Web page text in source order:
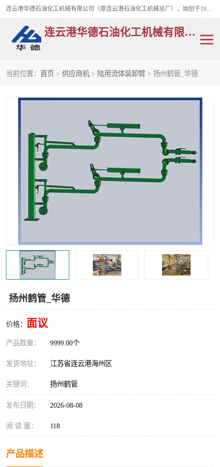
连云港华德石油化工机械有限公司（原连云港石油化工机械总厂），始创于1982年，是从事码头船用流体装卸臂、陆用流体装卸臂（鹤管）、活动梯、钢构平台、定量装车系统等全系列流体装卸设备的设计、制造、销售以及服务的专业供应商。
连云港华德石油化工机械有限公司
当前位置： 首页 > 供应商机 > 陆用流体装卸臂 > 扬州鹤管_华德
扬州鹤管_华德
价格： 面议
产品数量： 9999.00个
发货地址： 江苏省连云港海州区
关键词： 扬州鹤管
发布日期： 2026-08-08
阅 读 量： 118
产品描述
LNG鹤管 活动梯
平台栈桥
装车鹤管 输油臂
紧急脱离干式接头
底部鹤管 低温鹤管
浮动出油装置 鹤管
车臂